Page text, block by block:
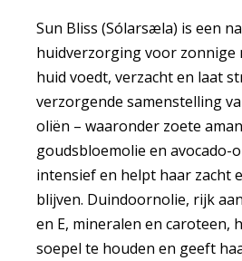
Sun Bliss (Sólarsæla) is een
huidverzorging voor zonnige
huid voedt, verzacht en laat
verzorgende samenstelling
oliën – waaronder zoete
goudsbloemolie en avocado-
intensief en helpt haar zacht
blijven. Duindoornolie, rijk
en E, mineralen en caroteen,
soepel te houden en geeft